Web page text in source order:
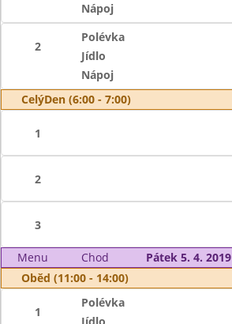
Nápoj
2
Polévka
Jídlo
Nápoj
CelýDen (6:00 - 7:00)
1
2
3
Menu Chod
Pátek 5. 4. 2019
Oběd (11:00 - 14:00)
1
Polévka